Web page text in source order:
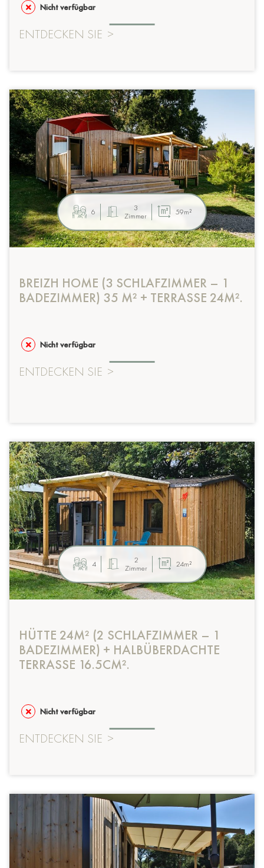
Nicht verfügbar
ENTDECKEN SIE >
6
3
Zimmer
59m²
BREIZH HOME (3 SCHLAFZIMMER – 1
BADEZIMMER) 35 M² + TERRASSE 24M².
Nicht verfügbar
ENTDECKEN SIE >
4
2
Zimmer
24m²
HÜTTE 24M² (2 SCHLAFZIMMER – 1
BADEZIMMER) + HALBÜBERDACHTE
TERRASSE 16.5CM².
Nicht verfügbar
ENTDECKEN SIE >